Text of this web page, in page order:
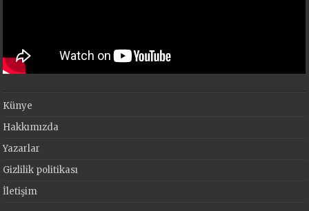
Künye
Hakkımızda
Yazarlar
Gizlilik politikası
İletişim